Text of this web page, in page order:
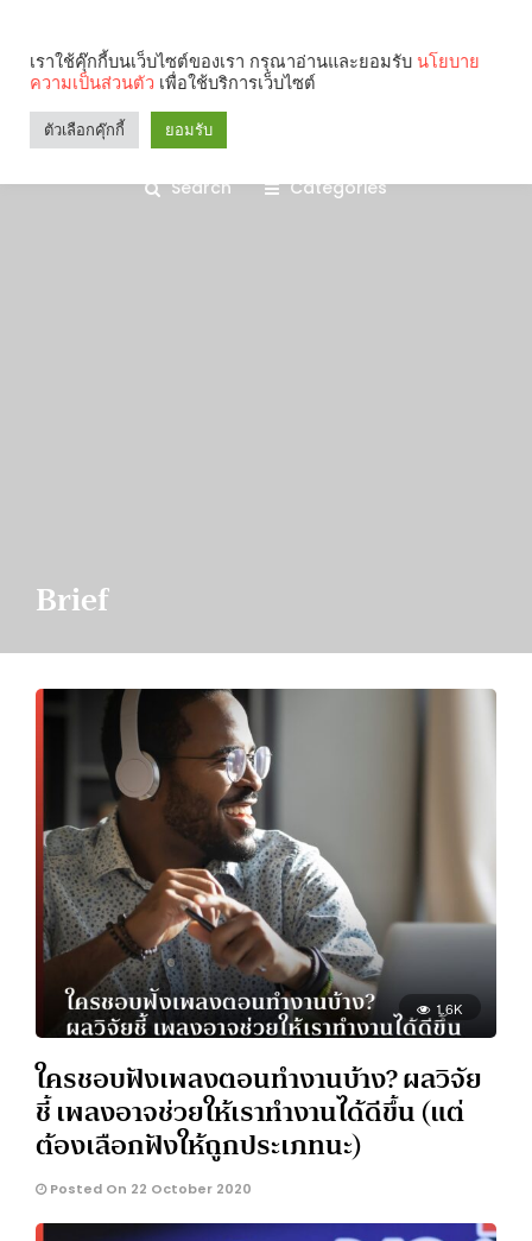
Search Categories
Brief
1.6K
ใครชอบฟังเพลงตอนทำงานบ้าง? ผลวิจัย
ชี้ เพลงอาจช่วยให้เราทำงานได้ดีขึ้น (แต่
ต้องเลือกฟังให้ถูกประเภทนะ)
Posted On 22 October 2020
เราใช้คุ๊กกี้บนเว็บไซต์ของเรา กรุณาอ่านและยอมรับ นโยบาย
ความเป็นส่วนตัว เพื่อใช้บริการเว็บไซต์
ตัวเลือกคุ๊กกี้ ยอมรับ